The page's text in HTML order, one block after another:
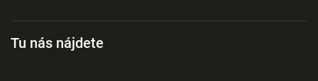
Tu nás nájdete